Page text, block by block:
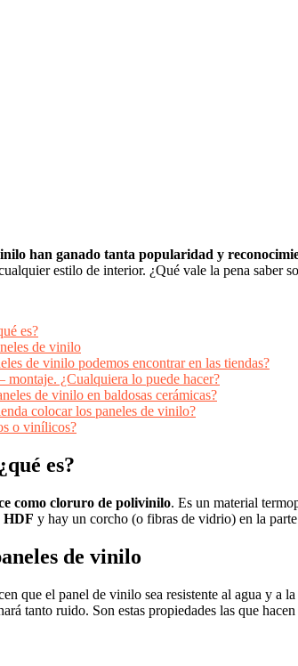
han ganado tanta popularidad y
estilo de interior. ¿Qué vale la pena saber
es?
de vinilo
de vinilo podemos encontrar en las tiendas?
montaje. ¿Cualquiera lo puede hacer?
de vinilo en baldosas cerámicas?
colocar los paneles de vinilo?
o vinílicos?
es?
como cloruro de polivinilo. Es un material
HDF y hay un corcho (o fibras de vidrio) en la
de vinilo
que el panel de vinilo sea resistente al agua y a
tanto ruido. Son estas propiedades las que